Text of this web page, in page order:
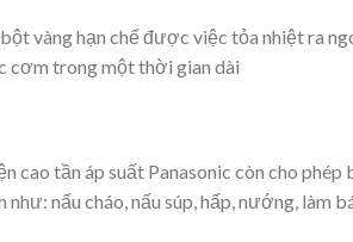
vàng hạn chế được việc tỏa nhiệt ra
cơm trong một thời gian dài
cao tần áp suất Panasonic còn cho phép
như: nấu cháo, nấu súp, hấp, nướng, làm